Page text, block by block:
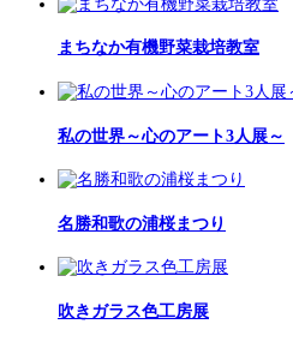
まちなか有機野菜栽培教室
私の世界～心のアート3人展～
名勝和歌の浦桜まつり
吹きガラス色工房展